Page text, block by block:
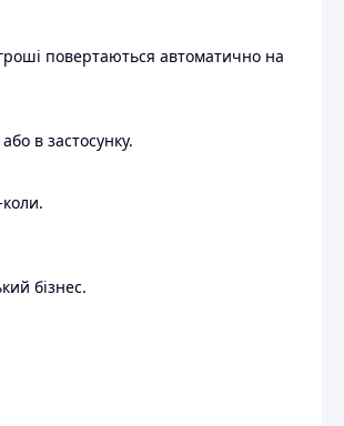
повертаються автоматично на
в застосунку.
бізнес.